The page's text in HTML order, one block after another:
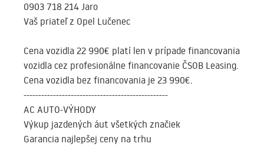
0903 718 214 Jaro
Vaš priateľ z Opel Lučenec
Cena vozidla 22 990€ platí len v prípade financovania
vozidla cez profesionálne financovanie ČSOB Leasing.
Cena vozidla bez financovania je 23 990€.
-------------------------------------------------
AC AUTO-VÝHODY
Výkup jazdených áut všetkých značiek
Garancia najlepšej ceny na trhu